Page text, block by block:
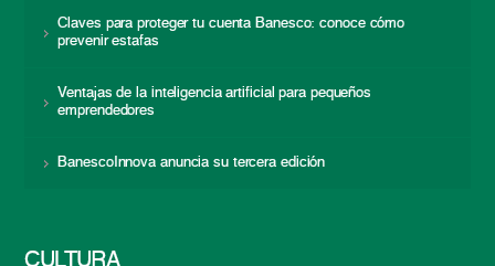
Claves para proteger tu cuenta Banesco: conoce cómo
prevenir estafas
Ventajas de la inteligencia artificial para pequeños
emprendedores
BanescoInnova anuncia su tercera edición
CULTURA